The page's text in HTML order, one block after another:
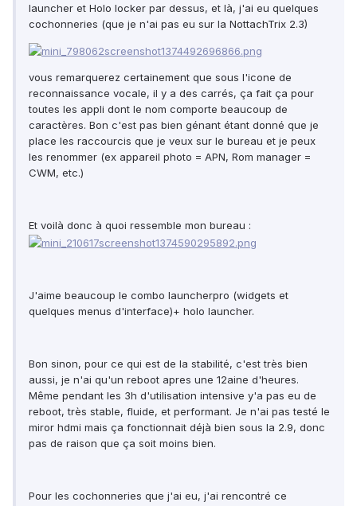
launcher et Holo locker par dessus, et là, j'ai eu quelques
cochonneries (que je n'ai pas eu sur la NottachTrix 2.3)
vous remarquerez certainement que sous l'icone de
reconnaissance vocale, il y a des carrés, ça fait ça pour
toutes les appli dont le nom comporte beaucoup de
caractères. Bon c'est pas bien génant étant donné que je
place les raccourcis que je veux sur le bureau et je peux
les renommer (ex appareil photo = APN, Rom manager =
CWM, etc.)
Et voilà donc à quoi ressemble mon bureau :
J'aime beaucoup le combo launcherpro (widgets et
quelques menus d'interface)+ holo launcher.
Bon sinon, pour ce qui est de la stabilité, c'est très bien
aussi, je n'ai qu'un reboot apres une 12aine d'heures.
Même pendant les 3h d'utilisation intensive y'a pas eu de
reboot, très stable, fluide, et performant. Je n'ai pas testé le
miror hdmi mais ça fonctionnait déjà bien sous la 2.9, donc
pas de raison que ça soit moins bien.
Pour les cochonneries que j'ai eu, j'ai rencontré ce